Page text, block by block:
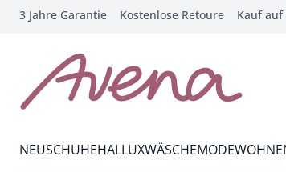
springen
springen
springen
springen
3 Jahre Garantie Kostenlose Retoure Kauf auf
zur Startseite
Wechsel in das Menü mit Pfeil-Runter Taste
NEUSCHUHEHALLUXWÄSCHEMODE